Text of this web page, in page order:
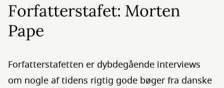
Forfatterstafet: Morten
Pape
Forfatterstafetten er dybdegående interviews
om nogle af tidens rigtig gode bøger fra danske